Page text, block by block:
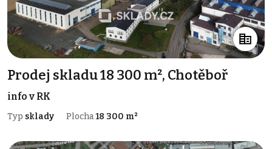
Prodej skladu 18 300 m², Chotěboř
info v RK
Typ sklady Plocha18 300 m²